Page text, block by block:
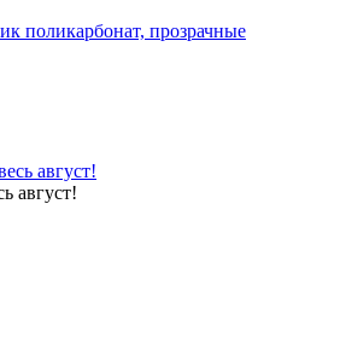
поликарбонат, прозрачные
август!